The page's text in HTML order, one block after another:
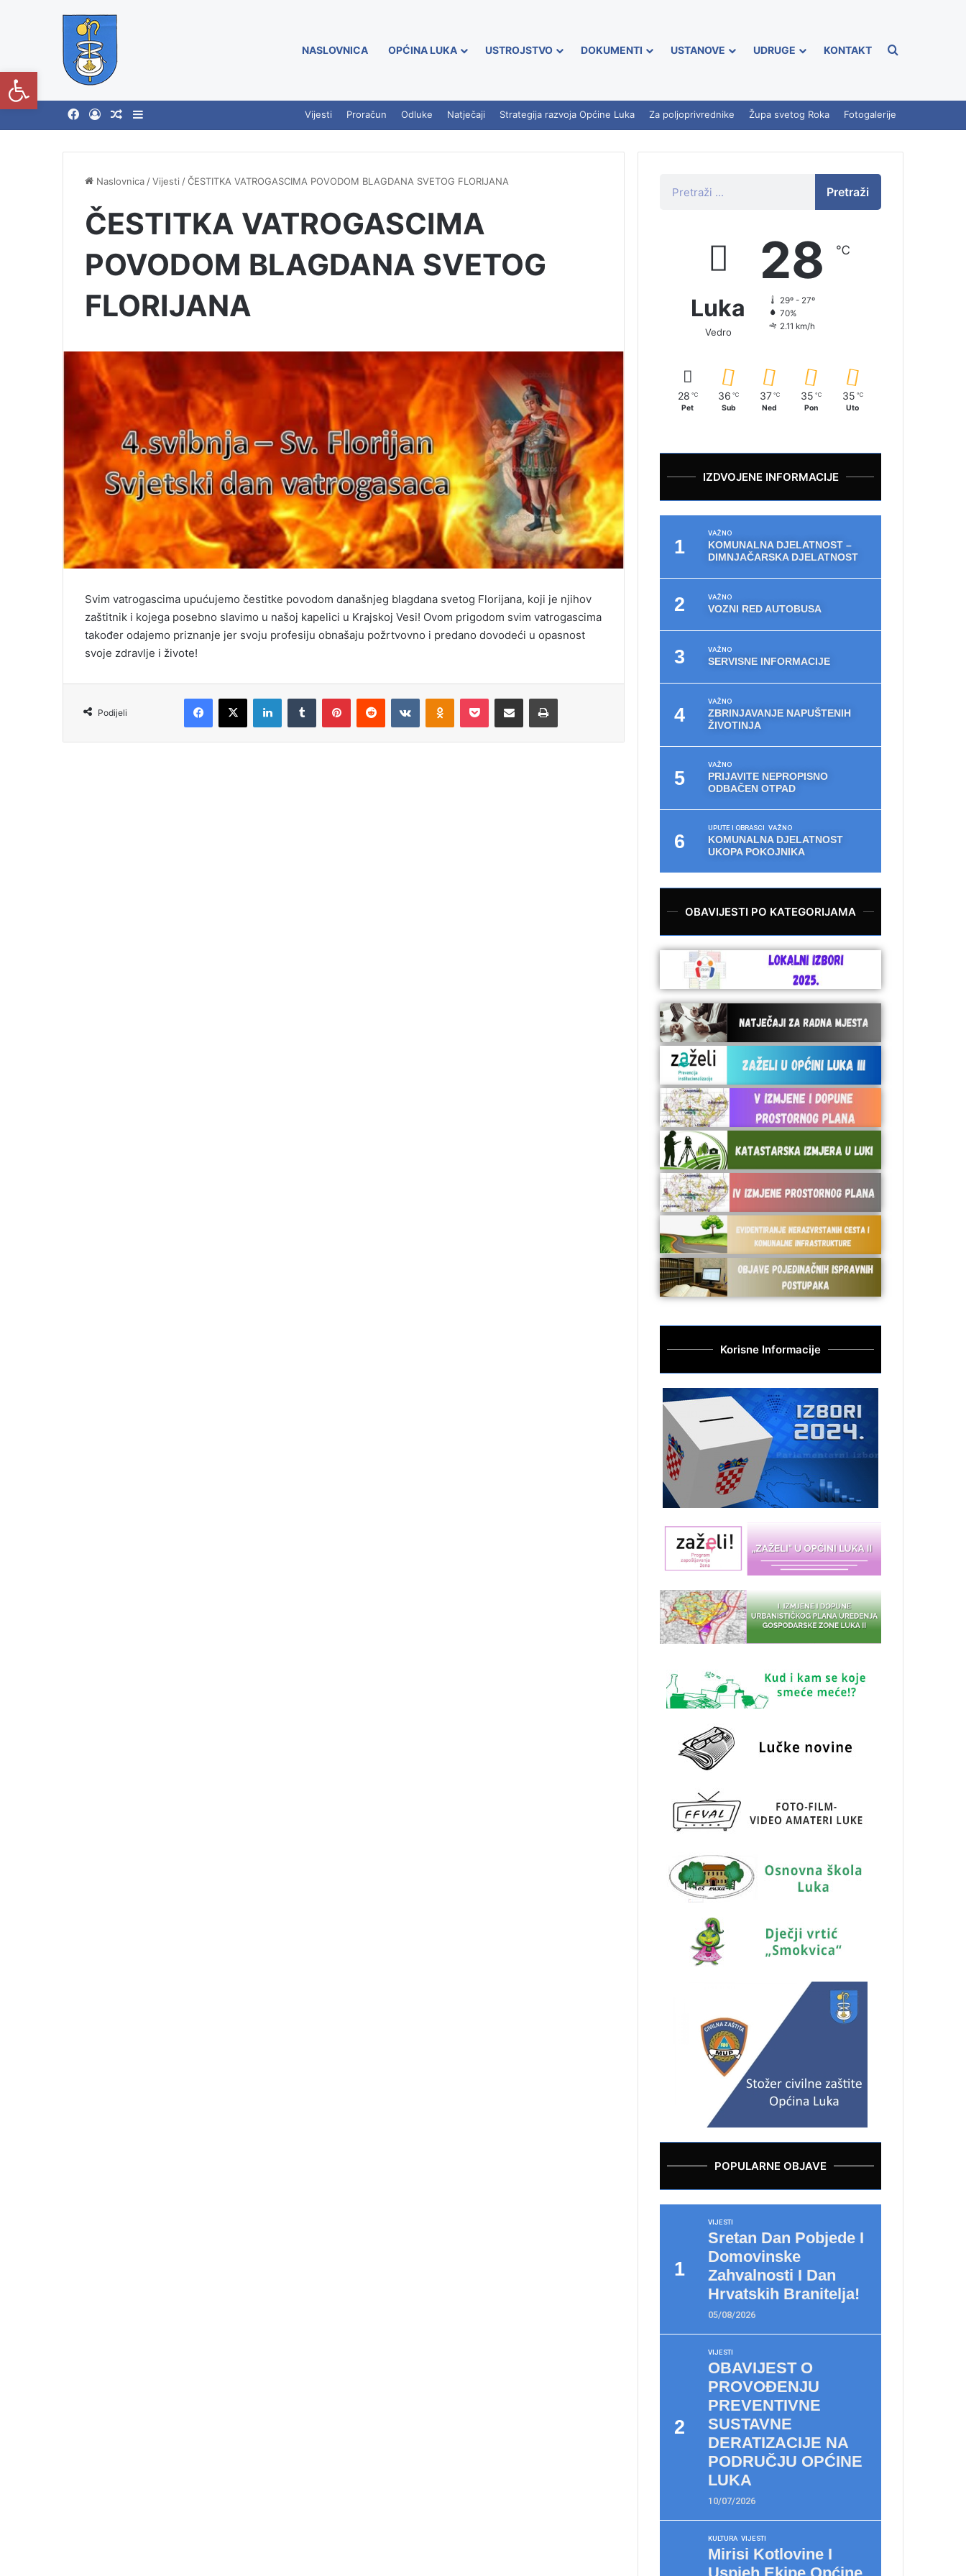
NASLOVNICA OPĆINA LUKA USTROJSTVO DOKUMENTI USTANOVE UDRUGE KONTAKT
Vijesti Proračun Odluke Natječaji Strategija razvoja Općine Luka Za poljoprivrednike Župa svetog Roka Fotogalerije
Naslovnica /Vijesti /ČESTITKA VATROGASCIMA POVODOM BLAGDANA SVETOG FLORIJANA
ČESTITKA VATROGASCIMA
POVODOM BLAGDANA SVETOG
FLORIJANA
Svim vatrogascima upućujemo čestitke povodom današnjeg blagdana svetog Florijana, koji je njihov
zaštitnik i kojega posebno slavimo u našoj kapelici u Krajskoj Vesi! Ovom prigodom svim vatrogascima
također odajemo priznanje jer svoju profesiju obnašaju požrtvovno i predano dovodeći u opasnost
svoje zdravlje i živote!
Podijeli
Pretraži
Luka
Vedro
28 ℃
29º - 27º
70%
2.11 km/h
28 ℃
Pet
36 ℃
Sub
37 ℃
Ned
35 ℃
Pon
35 ℃
Uto
IZDVOJENE INFORMACIJE
VAŽNO
KOMUNALNA DJELATNOST –
DIMNJAČARSKA DJELATNOST
VAŽNO
VOZNI RED AUTOBUSA
VAŽNO
SERVISNE INFORMACIJE
VAŽNO
ZBRINJAVANJE NAPUŠTENIH
ŽIVOTINJA
VAŽNO
PRIJAVITE NEPROPISNO
ODBAČEN OTPAD
UPUTE I OBRASCI VAŽNO
KOMUNALNA DJELATNOST
UKOPA POKOJNIKA
OBAVIJESTI PO KATEGORIJAMA
Korisne Informacije
POPULARNE OBJAVE
VIJESTI
Sretan Dan Pobjede I
Domovinske
Zahvalnosti I Dan
Hrvatskih Branitelja!
05/08/2026
VIJESTI
OBAVIJEST O
PROVOĐENJU
PREVENTIVNE
SUSTAVNE
DERATIZACIJE NA
PODRUČJU OPĆINE
LUKA
10/07/2026
KULTURA VIJESTI
Mirisi Kotlovine I
Uspjeh Ekipe Općine
Open toolbar